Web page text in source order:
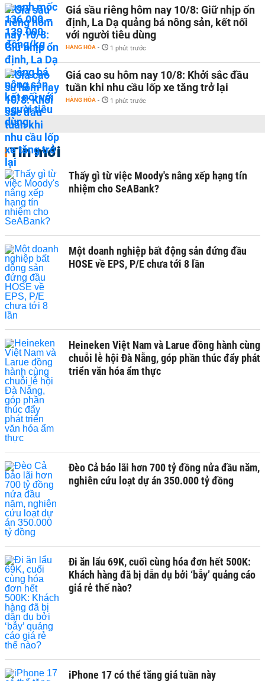
Giá sầu riêng hôm nay 10/8: Giữ nhịp ổn
định, La Dạ quảng bá nông sản, kết nối
với người tiêu dùng
HÀNG HÓA - 1 phút trước
Giá cao su hôm nay 10/8: Khởi sắc đầu
tuần khi nhu cầu lốp xe tăng trở lại
HÀNG HÓA - 1 phút trước
Tin mới
Thấy gì từ việc Moody's nâng xếp hạng tín
nhiệm cho SeABank?
Một doanh nghiệp bất động sản đứng đầu
HOSE về EPS, P/E chưa tới 8 lần
Heineken Việt Nam và Larue đồng hành cùng
chuỗi lễ hội Đà Nẵng, góp phần thúc đẩy phát
triển văn hóa ẩm thực
Đèo Cả báo lãi hơn 700 tỷ đồng nửa đầu năm,
nghiên cứu loạt dự án 350.000 tỷ đồng
Đi ăn lẩu 69K, cuối cùng hóa đơn hết 500K:
Khách hàng đã bị dẫn dụ bởi ‘bẫy’ quảng cáo
giá rẻ thế nào?
iPhone 17 có thể tăng giá tuần này